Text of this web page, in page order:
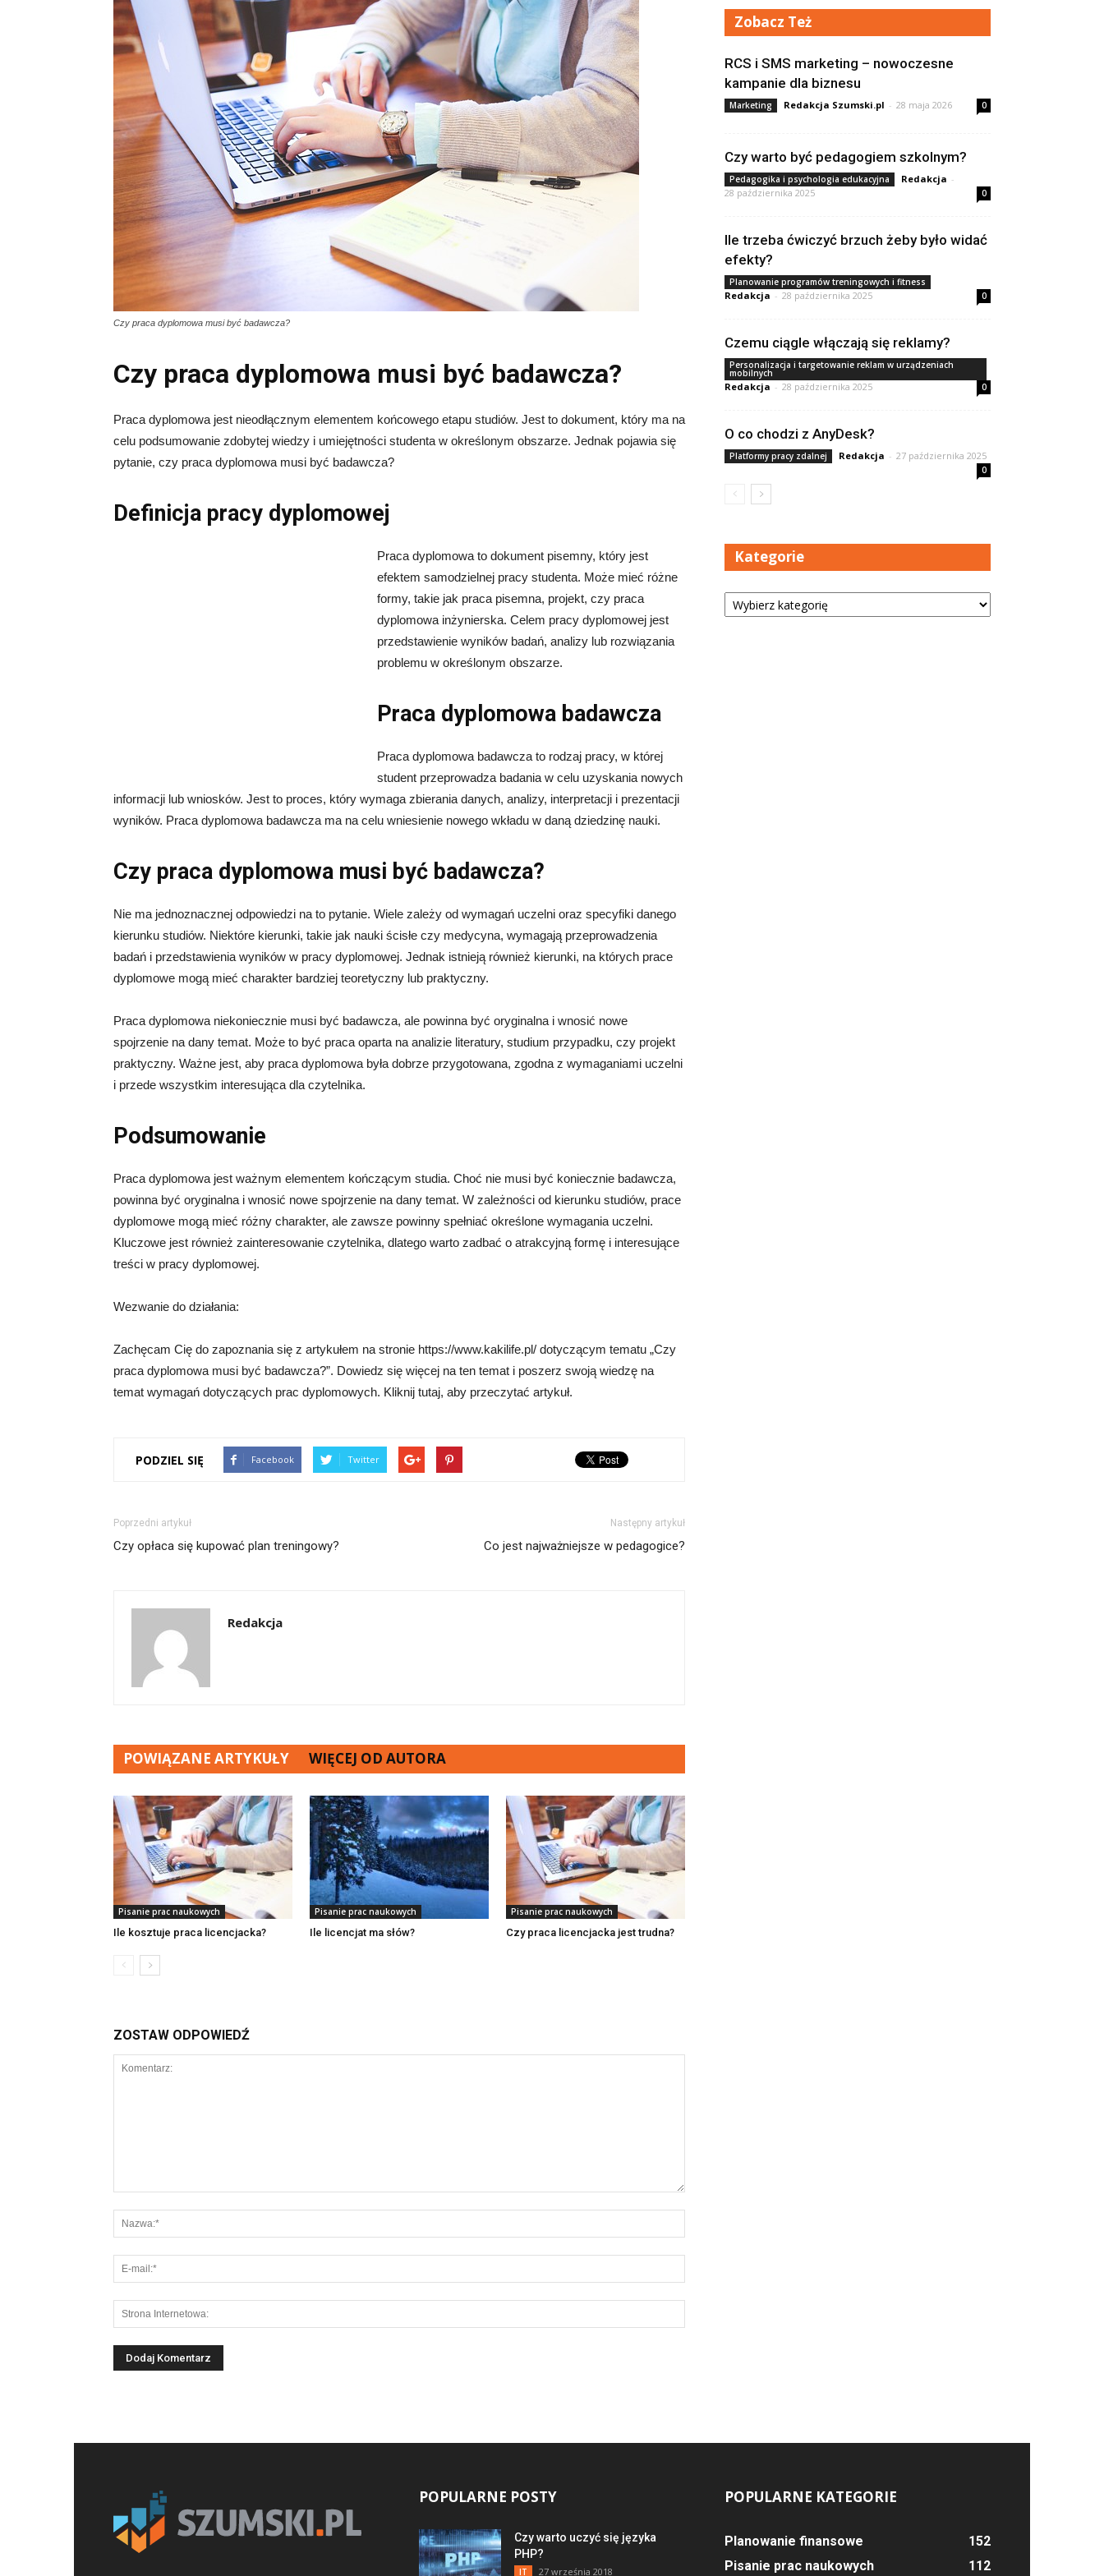
Czy praca dyplomowa musi być badawcza?
Czy praca dyplomowa musi być badawcza?
Praca dyplomowa jest nieodłącznym elementem końcowego etapu studiów. Jest to dokument, który ma na
celu podsumowanie zdobytej wiedzy i umiejętności studenta w określonym obszarze. Jednak pojawia się
pytanie, czy praca dyplomowa musi być badawcza?
Definicja pracy dyplomowej
Praca dyplomowa to dokument pisemny, który jest
efektem samodzielnej pracy studenta. Może mieć różne
formy, takie jak praca pisemna, projekt, czy praca
dyplomowa inżynierska. Celem pracy dyplomowej jest
przedstawienie wyników badań, analizy lub rozwiązania
problemu w określonym obszarze.
Praca dyplomowa badawcza
Praca dyplomowa badawcza to rodzaj pracy, w której
student przeprowadza badania w celu uzyskania nowych
informacji lub wniosków. Jest to proces, który wymaga zbierania danych, analizy, interpretacji i prezentacji
wyników. Praca dyplomowa badawcza ma na celu wniesienie nowego wkładu w daną dziedzinę nauki.
Czy praca dyplomowa musi być badawcza?
Nie ma jednoznacznej odpowiedzi na to pytanie. Wiele zależy od wymagań uczelni oraz specyfiki danego
kierunku studiów. Niektóre kierunki, takie jak nauki ścisłe czy medycyna, wymagają przeprowadzenia
badań i przedstawienia wyników w pracy dyplomowej. Jednak istnieją również kierunki, na których prace
dyplomowe mogą mieć charakter bardziej teoretyczny lub praktyczny.
Praca dyplomowa niekoniecznie musi być badawcza, ale powinna być oryginalna i wnosić nowe
spojrzenie na dany temat. Może to być praca oparta na analizie literatury, studium przypadku, czy projekt
praktyczny. Ważne jest, aby praca dyplomowa była dobrze przygotowana, zgodna z wymaganiami uczelni
i przede wszystkim interesująca dla czytelnika.
Podsumowanie
Praca dyplomowa jest ważnym elementem kończącym studia. Choć nie musi być koniecznie badawcza,
powinna być oryginalna i wnosić nowe spojrzenie na dany temat. W zależności od kierunku studiów, prace
dyplomowe mogą mieć różny charakter, ale zawsze powinny spełniać określone wymagania uczelni.
Kluczowe jest również zainteresowanie czytelnika, dlatego warto zadbać o atrakcyjną formę i interesujące
treści w pracy dyplomowej.
Wezwanie do działania:
Zachęcam Cię do zapoznania się z artykułem na stronie https://www.kakilife.pl/ dotyczącym tematu „Czy
praca dyplomowa musi być badawcza?”. Dowiedz się więcej na ten temat i poszerz swoją wiedzę na
temat wymagań dotyczących prac dyplomowych. Kliknij tutaj, aby przeczytać artykuł.
PODZIEL SIĘ Facebook Twitter
Poprzedni artykuł
Czy opłaca się kupować plan treningowy?
Następny artykuł
Co jest najważniejsze w pedagogice?
Redakcja
POWIĄZANE ARTYKUŁY WIĘCEJ OD AUTORA
Pisanie prac naukowych
Ile kosztuje praca licencjacka?
Pisanie prac naukowych
Ile licencjat ma słów?
Pisanie prac naukowych
Czy praca licencjacka jest trudna?
ZOSTAW ODPOWIEDŹ
Zobacz Też
RCS i SMS marketing – nowoczesne
kampanie dla biznesu
Marketing Redakcja Szumski.pl - 28 maja 2026 0
Czy warto być pedagogiem szkolnym?
Pedagogika i psychologia edukacyjna Redakcja -
28 października 2025
0
Ile trzeba ćwiczyć brzuch żeby było widać
efekty?
Planowanie programów treningowych i fitness
Redakcja - 28 października 2025 0
Czemu ciągle włączają się reklamy?
Personalizacja i targetowanie reklam w urządzeniach
mobilnych
Redakcja - 28 października 2025 0
O co chodzi z AnyDesk?
Platformy pracy zdalnej Redakcja - 27 października 2025
0
Kategorie
Kategorie
POPULARNE POSTY
Czy warto uczyć się języka
PHP?
IT 27 września 2018
POPULARNE KATEGORIE
Planowanie finansowe
152
Pisanie prac naukowych
112